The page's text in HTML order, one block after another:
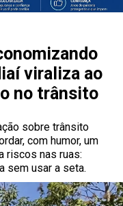
viraliza ao
no trânsito
sobre trânsito
com humor, um
riscos nas ruas:
sem usar a seta.